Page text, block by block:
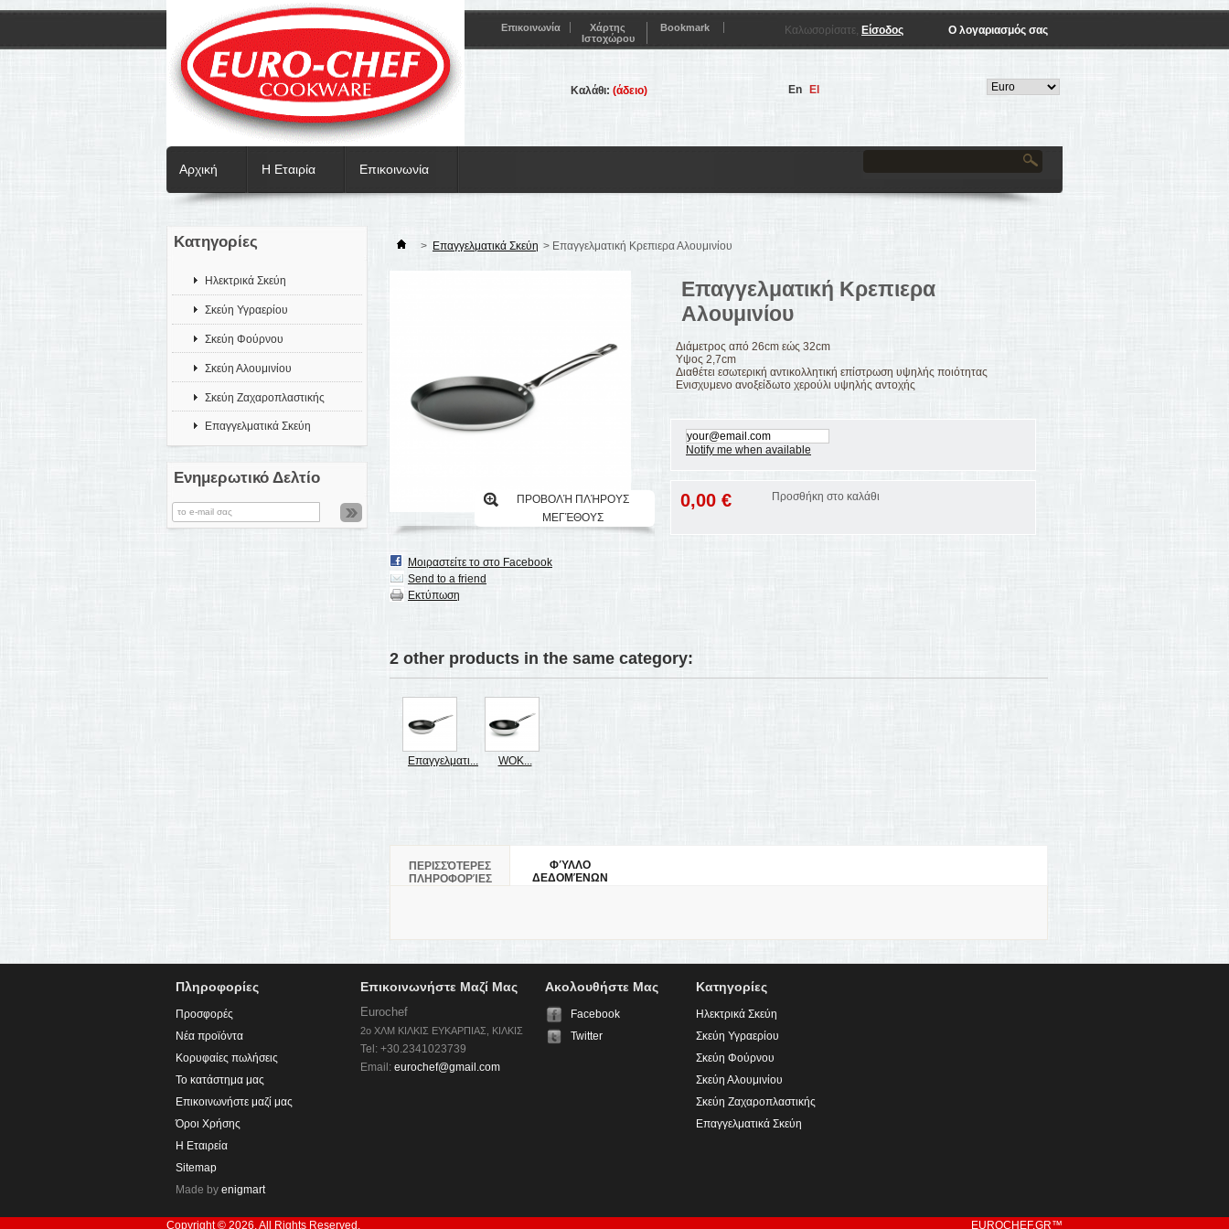
En El
Επικοινωνία
Χάρτης
Ιστοχώρου
Bookmark Καλωσορίσατε, Είσοδος Ο λογαριασμός σας
Καλάθι: (άδειο)
Αρχική Η Εταιρία Επικοινωνία
Κατηγορίες
Ηλεκτρικά Σκεύη
Σκεύη Υγραερίου
Σκεύη Φούρνου
Σκεύη Αλουμινίου
Σκεύη Ζαχαροπλαστικής
Επαγγελματικά Σκεύη
Ενημερωτικό Δελτίο
> Επαγγελματικά Σκεύη > Επαγγελματική Κρεπιερα Αλουμινίου
ΠΡΟΒΟΛΉ ΠΛΉΡΟΥΣ
ΜΕΓΈΘΟΥΣ
Μοιραστείτε το στο Facebook
Send to a friend
Εκτύπωση
Επαγγελματική Κρεπιερα
Αλουμινίου
Διάμετρος από 26cm εώς 32cm
Υψος 2,7cm
Διαθέτει εσωτερική αντικολλητική επίστρωση υψηλής ποιότητας
Ενισχυμενο ανοξείδωτο χερούλι υψηλής αντοχής
Notify me when available
0,00 € Προσθήκη στο καλάθι
2 other products in the same category:
Επαγγελματι... WOK...
ΠΕΡΙΣΣΌΤΕΡΕΣ
ΠΛΗΡΟΦΟΡΊΕΣ
ΦΎΛΛΟ
ΔΕΔΟΜΈΝΩΝ
Πληροφορίες
Προσφορές
Νέα προϊόντα
Κορυφαίες πωλήσεις
Το κατάστημα μας
Επικοινωνήστε μαζί μας
Όροι Χρήσης
Η Εταιρεία
Sitemap
Made by enigmart
Επικοινωνήστε Μαζί Μας
Eurochef
2o ΧΛΜ ΚΙΛΚΙΣ ΕΥΚΑΡΠΙΑΣ, ΚΙΛΚΙΣ
Tel: +30.2341023739
Email: eurochef@gmail.com
Aκολουθήστε Μας
Facebook
Twitter
Κατηγορίες
Ηλεκτρικά Σκεύη
Σκεύη Υγραερίου
Σκεύη Φούρνου
Σκεύη Αλουμινίου
Σκεύη Ζαχαροπλαστικής
Επαγγελματικά Σκεύη
Copyright © 2026. All Rights Reserved. EUROCHEF.GR™